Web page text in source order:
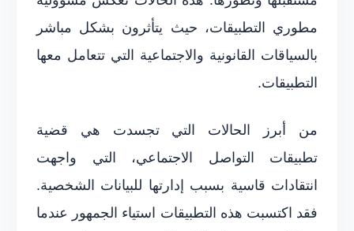
مطوري التطبيقات، حيث يتأثرون بشكل مباشر
بالسياقات القانونية والاجتماعية التي تتعامل معها
التطبيقات.
من أبرز الحالات التي تجسدت هي قضية
تطبيقات التواصل الاجتماعي، التي واجهت
انتقادات قاسية بسبب إدارتها للبيانات الشخصية.
فقد اكتسبت هذه التطبيقات استياء الجمهور عندما